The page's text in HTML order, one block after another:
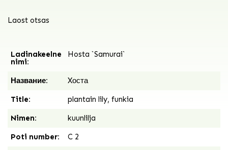
Laost otsas
Ladinakeelne
nimi:
Hosta `Samurai`
Название: Xоста
Title: plantain lily, funkia
Nimen: kuunlilja
Poti number: C 2